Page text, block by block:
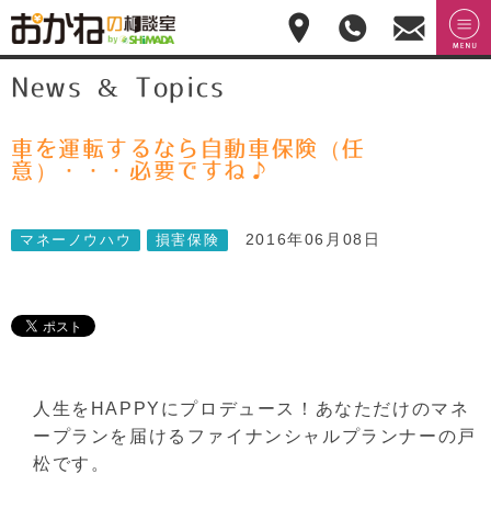
おかねの相談室 by
嶋田商事
せ
028-
日:10:00-
News & Topics
車を運転するなら自動車保険（任
意）・・・必要ですね♪
マネーノウハウ 損害保険 2016年06月08日
人生をHAPPYにプロデュース！あなただけのマネ
ープランを届けるファイナンシャルプランナーの戸
松です。